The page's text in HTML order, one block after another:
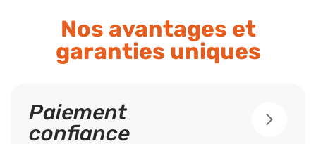
Nos avantages et
garanties uniques
Paiement
confiance